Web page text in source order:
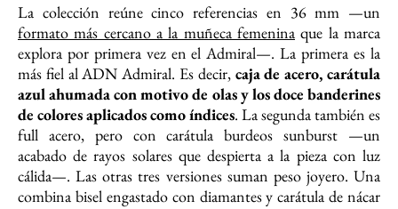
La colección reúne cinco referencias en 36 mm —un
formato más cercano a la muñeca femenina que la marca
explora por primera vez en el Admiral—. La primera es la
más fiel al ADN Admiral. Es decir, caja de acero, carátula
azul ahumada con motivo de olas y los doce banderines
de colores aplicados como índices. La segunda también es
full acero, pero con carátula burdeos sunburst —un
acabado de rayos solares que despierta a la pieza con luz
cálida—. Las otras tres versiones suman peso joyero. Una
combina bisel engastado con diamantes y carátula de nácar